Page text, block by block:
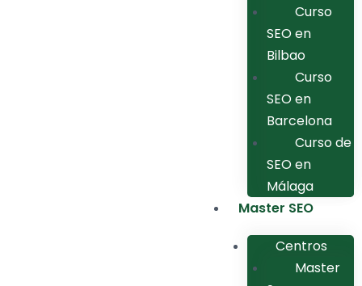
Curso
SEO en
Bilbao
Curso
SEO en
Barcelona
Curso de
SEO en
Málaga
Master SEO
Centros
Master